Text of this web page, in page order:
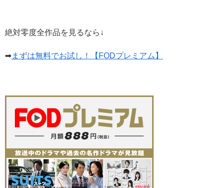
絶対零度全作品を見るなら↓
➡まずは無料でお試し！【FODプレミアム】